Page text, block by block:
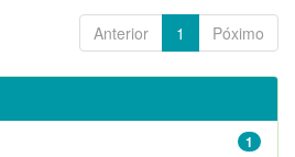
Anterior 1 Póximo
1